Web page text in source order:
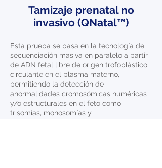
Tamizaje prenatal no
invasivo (QNatal™)
Esta prueba se basa en la tecnología de
secuenciación masiva en paralelo a partir
de ADN fetal libre de origen trofoblástico
circulante en el plasma materno,
permitiendo la detección de
anormalidades cromosómicas numéricas
y/o estructurales en el feto como
trisomías, monosomías y